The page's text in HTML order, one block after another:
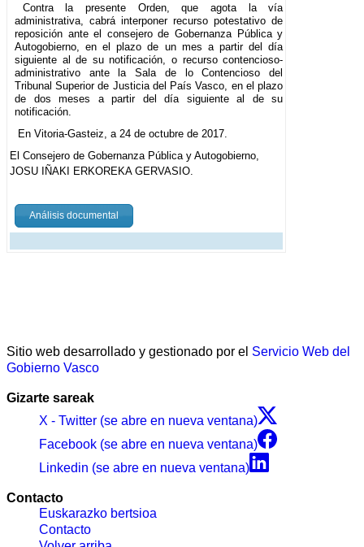
Contra la presente Orden, que agota la vía
administrativa, cabrá interponer recurso potestativo de
reposición ante el consejero de Gobernanza Pública y
Autogobierno, en el plazo de un mes a partir del día
siguiente al de su notificación, o recurso contencioso-
administrativo ante la Sala de lo Contencioso del
Tribunal Superior de Justicia del País Vasco, en el plazo
de dos meses a partir del día siguiente al de su
notificación.
En Vitoria-Gasteiz, a 24 de octubre de 2017.
El Consejero de Gobernanza Pública y Autogobierno,
JOSU IÑAKI ERKOREKA GERVASIO.
Análisis documental
Sitio web desarrollado y gestionado por el Servicio Web del
Gobierno Vasco
Gizarte sareak
X - Twitter (se abre en nueva ventana)
Facebook (se abre en nueva ventana)
Linkedin (se abre en nueva ventana)
Contacto
Euskarazko bertsioa
Contacto